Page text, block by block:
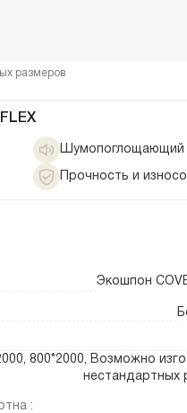
размеров
Шумопоглощающий
Прочность и
Экошпон
800*2000, Возможно
нестандартных
: